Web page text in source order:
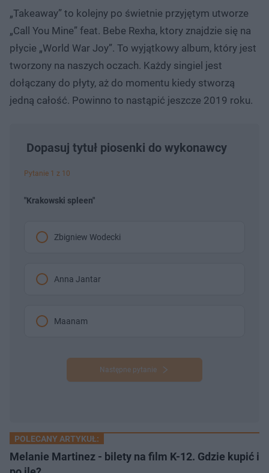
„Takeaway” to kolejny po świetnie przyjętym utworze
„Call You Mine” feat. Bebe Rexha, ktory znajdzie się na
płycie „World War Joy”. To wyjątkowy album, który jest
tworzony na naszych oczach. Każdy singiel jest
dołączany do płyty, aż do momentu kiedy stworzą
jedną całość. Powinno to nastąpić jeszcze 2019 roku.
Dopasuj tytuł piosenki do wykonawcy
Pytanie 1 z 10
"Krakowski spleen"
Zbigniew Wodecki
Anna Jantar
Maanam
Następne pytanie
POLECANY ARTYKUŁ:
Melanie Martinez - bilety na film K-12. Gdzie kupić i